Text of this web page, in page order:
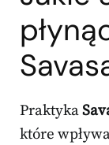
Praktyka
które